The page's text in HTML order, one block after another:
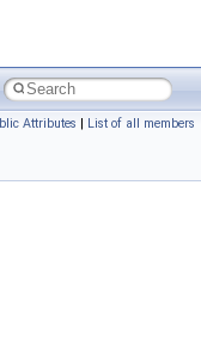
Attributes | List of all members